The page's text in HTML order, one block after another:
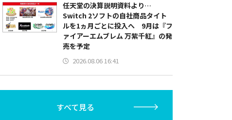
任天堂の決算説明資料より…
Switch 2ソフトの自社商品タイト
ルを1ヵ月ごとに投入へ 9月は『フ
ァイアーエムブレム 万紫千紅』の発
売を予定
2026.08.06 16:41
すべて見る